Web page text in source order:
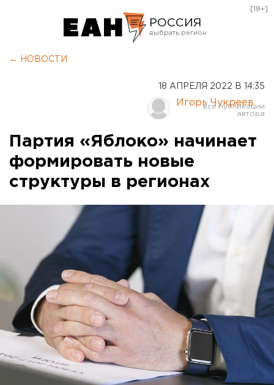
РОССИЯ
Курган
Оренбург
[18+]
← НОВОСТИ
18 АПРЕЛЯ 2022 В 14:35
Игорь Чукреев
Партия «Яблоко» начинает
формировать новые
структуры в регионах